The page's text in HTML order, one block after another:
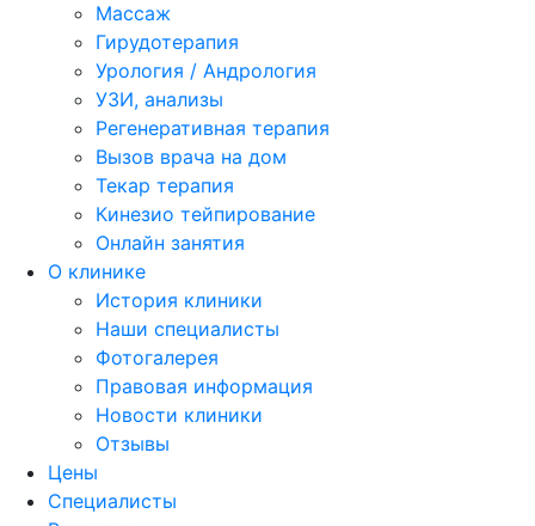
Массаж
Гирудотерапия
Урология / Андрология
УЗИ, анализы
Регенеративная терапия
Вызов врача на дом
Текар терапия
Кинезио тейпирование
Онлайн занятия
О клинике
История клиники
Наши специалисты
Фотогалерея
Правовая информация
Новости клиники
Отзывы
Цены
Специалисты